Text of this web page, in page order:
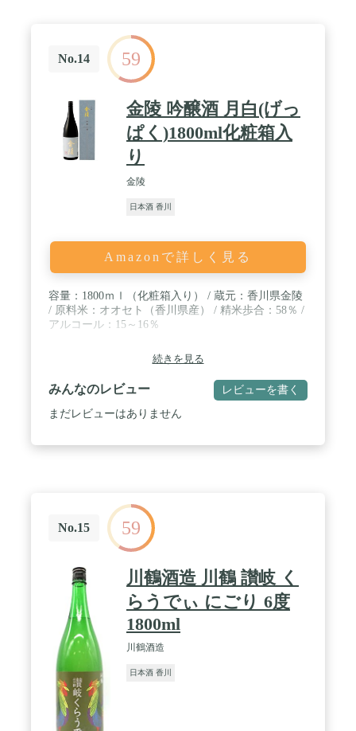
No.14 59
金陵 吟醸酒 月白(げっ
ぱく)1800ml化粧箱入
り
金陵
日本酒 香川
Amazonで詳しく見る
容量：1800ｍｌ（化粧箱入り） / 蔵元：香川県金陵
/ 原料米：オオセト（香川県産） / 精米歩合：58％ /
アルコール：15～16％
続きを見る
みんなのレビュー レビューを書く
まだレビューはありません
No.15 59
川鶴酒造 川鶴 讃岐 く
らうでぃ にごり 6度
1800ml
川鶴酒造
日本酒 香川